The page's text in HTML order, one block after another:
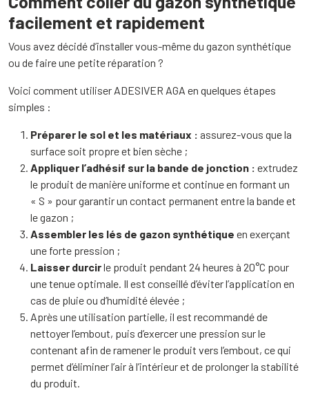
facilement et rapidement
Vous avez décidé d’installer vous-même du gazon synthétique
ou de faire une petite réparation ?
Voici comment utiliser ADESIVER AGA en quelques étapes
simples :
Préparer le sol et les matériaux : assurez-vous que la
surface soit propre et bien sèche ;
Appliquer l’adhésif sur la bande de jonction : extrudez
le produit de manière uniforme et continue en formant un
« S » pour garantir un contact permanent entre la bande et
le gazon ;
Assembler les lés de gazon synthétique en exerçant
une forte pression ;
Laisser durcirle produit pendant 24 heures à 20°C pour
une tenue optimale. Il est conseillé d’éviter l’application en
cas de pluie ou d’humidité élevée ;
Après une utilisation partielle, il est recommandé de
nettoyer l’embout, puis d’exercer une pression sur le
contenant afin de ramener le produit vers l’embout, ce qui
permet d’éliminer l’air à l’intérieur et de prolonger la stabilité
du produit.